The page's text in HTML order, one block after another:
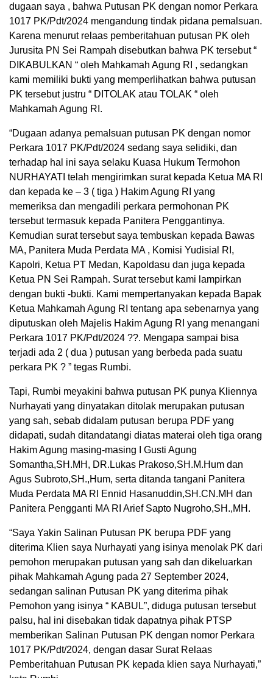
dugaan saya , bahwa Putusan PK dengan nomor Perkara
1017 PK/Pdt/2024 mengandung tindak pidana pemalsuan.
Karena menurut relaas pemberitahuan putusan PK oleh
Jurusita PN Sei Rampah disebutkan bahwa PK tersebut “
DIKABULKAN “ oleh Mahkamah Agung RI , sedangkan
kami memiliki bukti yang memperlihatkan bahwa putusan
PK tersebut justru “ DITOLAK atau TOLAK “ oleh
Mahkamah Agung RI.
“Dugaan adanya pemalsuan putusan PK dengan nomor
Perkara 1017 PK/Pdt/2024 sedang saya selidiki, dan
terhadap hal ini saya selaku Kuasa Hukum Termohon
NURHAYATI telah mengirimkan surat kepada Ketua MA RI
dan kepada ke – 3 ( tiga ) Hakim Agung RI yang
memeriksa dan mengadili perkara permohonan PK
tersebut termasuk kepada Panitera Penggantinya.
Kemudian surat tersebut saya tembuskan kepada Bawas
MA, Panitera Muda Perdata MA , Komisi Yudisial RI,
Kapolri, Ketua PT Medan, Kapoldasu dan juga kepada
Ketua PN Sei Rampah. Surat tersebut kami lampirkan
dengan bukti -bukti. Kami mempertanyakan kepada Bapak
Ketua Mahkamah Agung RI tentang apa sebenarnya yang
diputuskan oleh Majelis Hakim Agung RI yang menangani
Perkara 1017 PK/Pdt/2024 ??. Mengapa sampai bisa
terjadi ada 2 ( dua ) putusan yang berbeda pada suatu
perkara PK ? ” tegas Rumbi.
Tapi, Rumbi meyakini bahwa putusan PK punya Kliennya
Nurhayati yang dinyatakan ditolak merupakan putusan
yang sah, sebab didalam putusan berupa PDF yang
didapati, sudah ditandatangi diatas materai oleh tiga orang
Hakim Agung masing-masing I Gusti Agung
Somantha,SH.MH, DR.Lukas Prakoso,SH.M.Hum dan
Agus Subroto,SH.,Hum, serta ditanda tangani Panitera
Muda Perdata MA RI Ennid Hasanuddin,SH.CN.MH dan
Panitera Pengganti MA RI Arief Sapto Nugroho,SH.,MH.
“Saya Yakin Salinan Putusan PK berupa PDF yang
diterima Klien saya Nurhayati yang isinya menolak PK dari
pemohon merupakan putusan yang sah dan dikeluarkan
pihak Mahkamah Agung pada 27 September 2024,
sedangan salinan Putusan PK yang diterima pihak
Pemohon yang isinya “ KABUL”, diduga putusan tersebut
palsu, hal ini disebakan tidak dapatnya pihak PTSP
memberikan Salinan Putusan PK dengan nomor Perkara
1017 PK/Pdt/2024, dengan dasar Surat Relaas
Pemberitahuan Putusan PK kepada klien saya Nurhayati,”